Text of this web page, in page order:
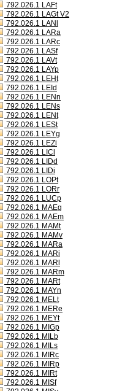
792.026.1 LAFt
792.026.1 LAGt V2
792.026.1 LANl
792.026.1 LARa
792.026.1 LARc
792.026.1 LASf
792.026.1 LAVt
792.026.1 LAYp
792.026.1 LEHt
792.026.1 LEId
792.026.1 LENn
792.026.1 LENs
792.026.1 LENt
792.026.1 LESt
792.026.1 LEYg
792.026.1 LEZi
792.026.1 LICl
792.026.1 LIDd
792.026.1 LIDi
792.026.1 LOPt
792.026.1 LORr
792.026.1 LUCp
792.026.1 MAEg
792.026.1 MAEm
792.026.1 MAMt
792.026.1 MAMv
792.026.1 MARa
792.026.1 MARi
792.026.1 MARl
792.026.1 MARm
792.026.1 MARt
792.026.1 MAYn
792.026.1 MELt
792.026.1 MERe
792.026.1 MEYt
792.026.1 MIGp
792.026.1 MILb
792.026.1 MILs
792.026.1 MIRc
792.026.1 MIRp
792.026.1 MIRt
792.026.1 MISf